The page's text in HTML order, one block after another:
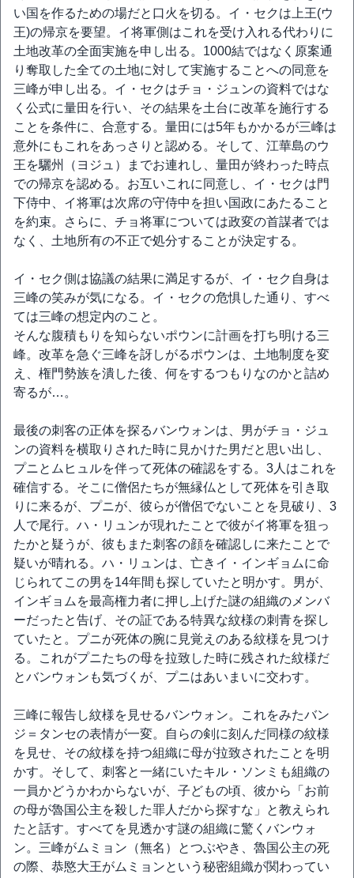
い国を作るための場だと口火を切る。イ・セクは上王(ウ
王)の帰京を要望。イ将軍側はこれを受け入れる代わりに
土地改革の全面実施を申し出る。1000結ではなく原案通
り奪取した全ての土地に対して実施することへの同意を
三峰が申し出る。イ・セクはチョ・ジュンの資料ではな
く公式に量田を行い、その結果を土台に改革を施行する
ことを条件に、合意する。量田には5年もかかるが三峰は
意外にもこれをあっさりと認める。そして、江華島のウ
王を驪州（ヨジュ）までお連れし、量田が終わった時点
での帰京を認める。お互いこれに同意し、イ・セクは門
下侍中、イ将軍は次席の守侍中を担い国政にあたること
を約束。さらに、チョ将軍については政変の首謀者では
なく、土地所有の不正で処分することが決定する。
イ・セク側は協議の結果に満足するが、イ・セク自身は
三峰の笑みが気になる。イ・セクの危惧した通り、すべ
ては三峰の想定内のこと。
そんな腹積もりを知らないポウンに計画を打ち明ける三
峰。改革を急ぐ三峰を訝しがるポウンは、土地制度を変
え、権門勢族を潰した後、何をするつもりなのかと詰め
寄るが…。
最後の刺客の正体を探るバンウォンは、男がチョ・ジュ
ンの資料を横取りされた時に見かけた男だと思い出し、
プニとムヒュルを伴って死体の確認をする。3人はこれを
確信する。そこに僧侶たちが無縁仏として死体を引き取
りに来るが、プニが、彼らが僧侶でないことを見破り、3
人で尾行。ハ・リュンが現れたことで彼がイ将軍を狙っ
たかと疑うが、彼もまた刺客の顔を確認しに来たことで
疑いが晴れる。ハ・リュンは、亡きイ・インギョムに命
じられてこの男を14年間も探していたと明かす。男が、
インギョムを最高権力者に押し上げた謎の組織のメンバ
ーだったと告げ、その証である特異な紋様の刺青を探し
ていたと。プニが死体の腕に見覚えのある紋様を見つけ
る。これがプニたちの母を拉致した時に残された紋様だ
とバンウォンも気づくが、プニはあいまいに交わす。
三峰に報告し紋様を見せるバンウォン。これをみたバン
ジ＝タンセの表情が一変。自らの剣に刻んだ同様の紋様
を見せ、その紋様を持つ組織に母が拉致されたことを明
かす。そして、刺客と一緒にいたキル・ソンミも組織の
一員かどうかわからないが、子どもの頃、彼から「お前
の母が魯国公主を殺した罪人だから探すな」と教えられ
たと話す。すべてを見透かす謎の組織に驚くバンウォ
ン。三峰がムミョン（無名）とつぶやき、魯国公主の死
の際、恭愍大王がムミョンという秘密組織が関わってい